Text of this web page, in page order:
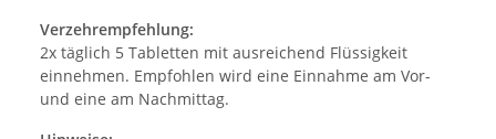
Verzehrempfehlung:
2x täglich 5 Tabletten mit ausreichend Flüssigkeit
einnehmen. Empfohlen wird eine Einnahme am Vor-
und eine am Nachmittag.